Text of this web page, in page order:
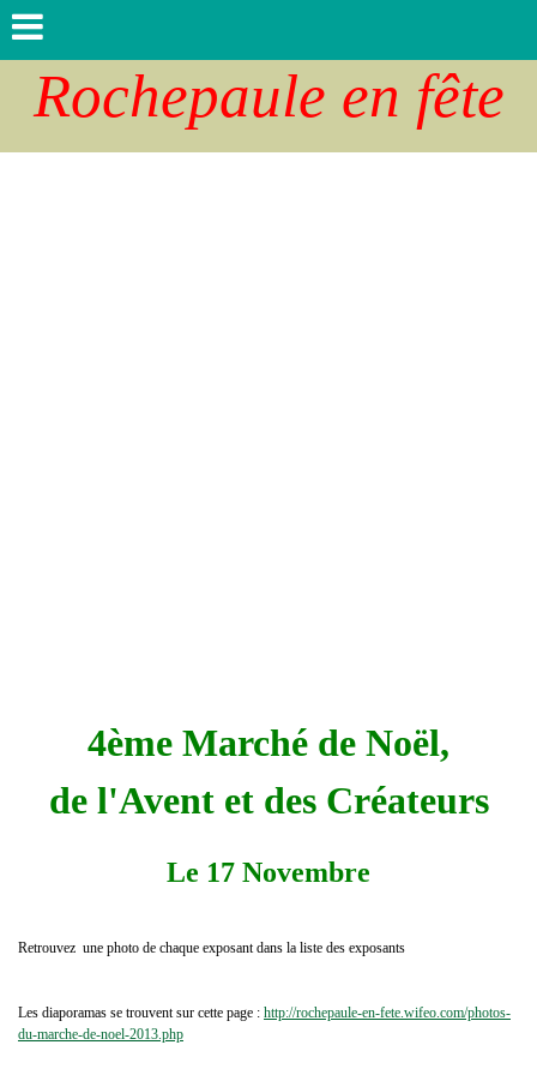
Rochepaule en fête
4ème Marché de Noël,
de l'Avent et des Créateurs
Le 17 Novembre
Retrouvez une photo de chaque exposant dans la liste des exposants
Les diaporamas se trouvent sur cette page : http://rochepaule-en-fete.wifeo.com/photos-
du-marche-de-noel-2013.php